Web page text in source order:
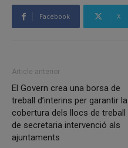
Facebook X
Article anterior
El Govern crea una borsa de
treball d’interins per garantir la
cobertura dels llocs de treball
de secretaria intervenció als
ajuntaments